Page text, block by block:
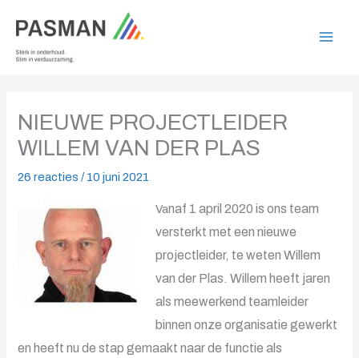
naar
NIEUWE PROJECTLEIDER
WILLEM VAN DER PLAS
26 reacties /10 juni 2021
Vanaf 1 april 2020 is ons team
versterkt met een nieuwe
projectleider, te weten Willem
van der Plas. Willem heeft jaren
als meewerkend teamleider
binnen onze organisatie gewerkt
en heeft nu de stap gemaakt naar de functie als